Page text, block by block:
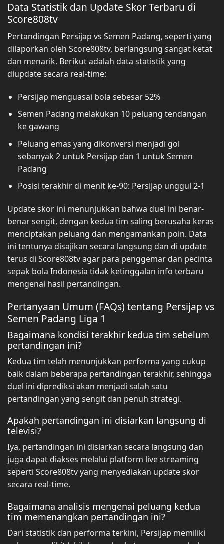
Data Statistik dan Update Skor Terbaru di
Score808tv
Pertandingan Persijap vs Semen Padang, seperti yang
dilaporkan oleh Score808tv, berlangsung sangat ketat
dan menarik. Berikut adalah data statistik yang
diupdate secara real-time:
Persijap menguasai bola sebesar 52%
Semen Padang melakukan 10 peluang tendangan
ke gawang
Peluang emas yang dikonversi menjadi gol
sebanyak 2 untuk Persijap dan 1 untuk Semen
Padang
Posisi terakhir di menit ke-90: Persijap unggul 2-1
Update skor ini menunjukkan bahwa duel ini benar-
benar sengit, dengan kedua tim saling berusaha keras
menciptakan peluang dan mengamankan poin. Data
ini tentunya disajikan secara langsung dan di update
terus di Score808tv agar para penggemar dan pecinta
sepak bola Indonesia tidak ketinggalan info terbaru
mengenai hasil pertandingan.
Pertanyaan Umum (FAQs) tentang Persijap vs
Semen Padang Liga 1
Bagaimana kondisi terakhir kedua tim sebelum
pertandingan ini?
Kedua tim telah menunjukkan performa yang cukup
baik dalam beberapa pertandingan terakhir, sehingga
duel ini diprediksi akan menjadi salah satu
pertandingan yang sengit dan penuh strategi.
Apakah pertandingan ini disiarkan langsung di
televisi?
Iya, pertandingan ini disiarkan secara langsung dan
juga dapat diakses melalui platform live streaming
seperti Score808tv yang menyediakan update skor
secara real-time.
Bagaimana analisis mengenai peluang kedua
tim memenangkan pertandingan ini?
Dari statistik dan performa terkini, Persijap memiliki